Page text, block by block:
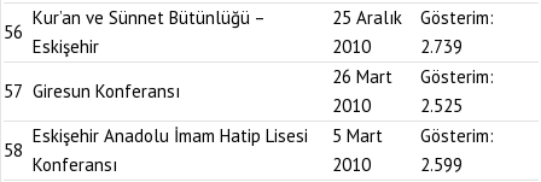
56
Kur’an ve Sünnet Bütünlüğü –
Eskişehir
25 Aralık
2010
Gösterim:
2.739
57 Giresun Konferansı
26 Mart
2010
Gösterim:
2.525
58
Eskişehir Anadolu İmam Hatip Lisesi
Konferansı
5 Mart
2010
Gösterim:
2.599